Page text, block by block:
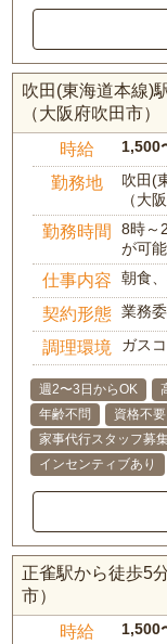
吹田(東海道本線)
（大阪府吹田市）
時給 1,500
勤務地
吹田(
（大
勤務時間
8時～
が可
仕事内容 朝食
契約形態 業務
調理環境 ガス
週2〜3日からOK
年齢不問
資格不要
家事代行スタッフ募
インセンティブあり
正雀駅から徒歩5
市）
時給 1,500